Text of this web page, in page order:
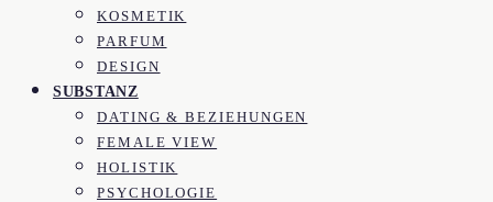
KOSMETIK
PARFUM
DESIGN
SUBSTANZ
DATING & BEZIEHUNGEN
FEMALE VIEW
HOLISTIK
PSYCHOLOGIE